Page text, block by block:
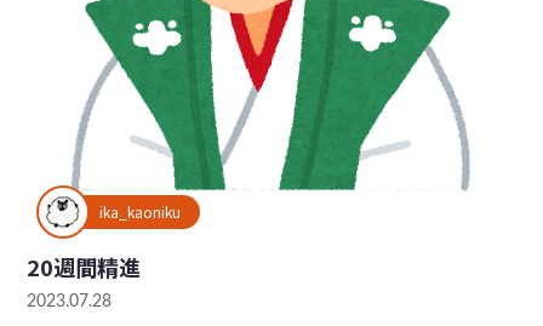
ika_kaoniku
20週間精進
2023.07.28